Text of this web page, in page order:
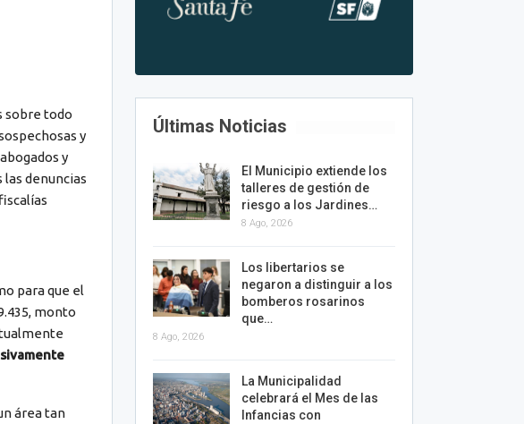
sobre todo
y
y
denuncias
para que el
monto
área tan
Últimas Noticias
El Municipio extiende los
talleres de gestión de
riesgo a los Jardines…
8 Ago, 2026
Los libertarios se
negaron a distinguir a los
bomberos rosarinos
que…
8 Ago, 2026
La Municipalidad
celebrará el Mes de las
Infancias con